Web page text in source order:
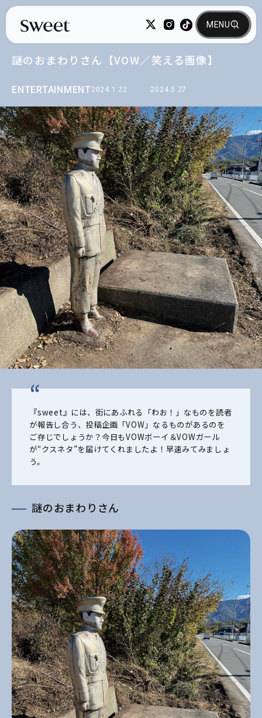
ENTERTAINMENT2024.1.22 2024.5.27
謎のおまわりさん【VOW／笑える画像】
『sweet』には、街にあふれる「わお！」なものを読者
が報告し合う、投稿企画「VOW」なるものがあるのを
ご存じでしょうか？今日もVOWボーイ＆VOWガール
が“クスネタ”を届けてくれましたよ！早速みてみましょ
う。
謎のおまわりさん